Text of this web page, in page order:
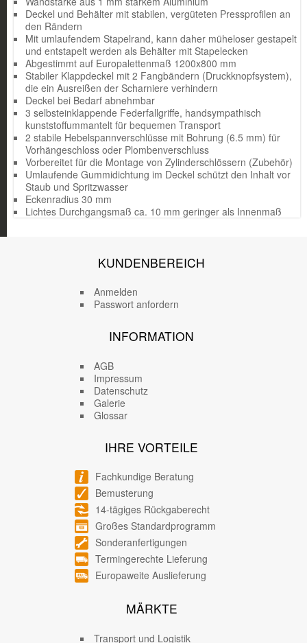
Deckel und Behälter mit stabilen, vergüteten Pressprofilen an
den Rändern
Mit umlaufendem Stapelrand, kann daher müheloser gestapelt
und entstapelt werden als Behälter mit Stapelecken
Abgestimmt auf Europalettenmaß 1200x800 mm
Stabiler Klappdeckel mit 2 Fangbändern (Druckknopfsystem),
die ein Ausreißen der Scharniere verhindern
Deckel bei Bedarf abnehmbar
3 selbsteinklappende Federfallgriffe, handsympathisch
kunststoffummantelt für bequemen Transport
2 stabile Hebelspannverschlüsse mit Bohrung (6.5 mm) für
Vorhängeschloss oder Plombenverschluss
Vorbereitet für die Montage von Zylinderschlössern (Zubehör)
Umlaufende Gummidichtung im Deckel schützt den Inhalt vor
Staub und Spritzwasser
Eckenradius 30 mm
Lichtes Durchgangsmaß ca. 10 mm geringer als Innenmaß
KUNDENBEREICH
Anmelden
Passwort anfordern
INFORMATION
AGB
Impressum
Datenschutz
Galerie
Glossar
IHRE VORTEILE
Fachkundige Beratung
Bemusterung
14-tägiges Rückgaberecht
Großes Standardprogramm
Sonderanfertigungen
Termingerechte Lieferung
Europaweite Auslieferung
MÄRKTE
Transport und Logistik